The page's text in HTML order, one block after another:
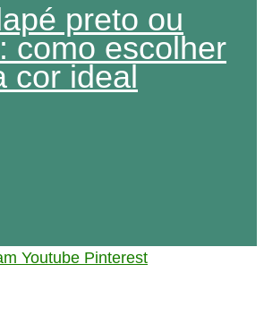
preto ou
como escolher
cor ideal
Youtube Pinterest